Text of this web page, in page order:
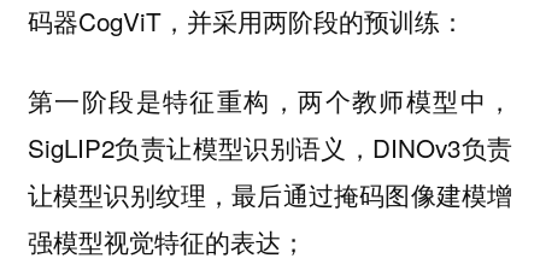
码器CogViT，并采用两阶段的预训练：
第一阶段是特征重构，两个教师模型中，
SigLIP2负责让模型识别语义，DINOv3负责
让模型识别纹理，最后通过掩码图像建模增
强模型视觉特征的表达；